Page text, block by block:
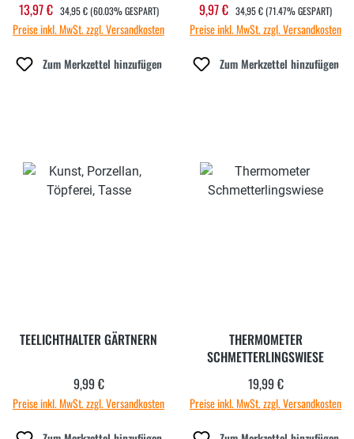
Verkaufspreis:
13,97 € REGULÄRER PREIS:
34,95 € (60.03% GESPART)
Preise inkl. MwSt. zzgl. Versandkosten
Zum Merkzettel hinzufügen
Verkaufspreis:
9,97 € REGULÄRER PREIS:
34,95 €(71.47% GESPART)
Preise inkl. MwSt. zzgl. Versandkosten
Zum Merkzettel hinzufügen
TEELICHTHALTER GÄRTNERN
Regulärer Preis:
9,99 €
Preise inkl. MwSt. zzgl. Versandkosten
THERMOMETER
SCHMETTERLINGSWIESE
Regulärer Preis:
19,99 €
Preise inkl. MwSt. zzgl. Versandkosten